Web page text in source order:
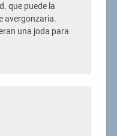
que puede la
avergonzaria.
una joda para